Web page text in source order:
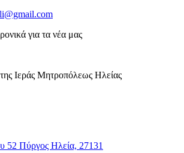
για τα νέα μας
Ιεράς Μητροπόλεως Ηλείας
52 Πύργος Ηλεία, 27131